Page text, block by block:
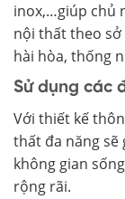
inox,…giúp chủ
nội thất theo sở
hài hòa, thống
Sử dụng các
Với thiết kế
thất đa năng
không gian
rộng rãi.